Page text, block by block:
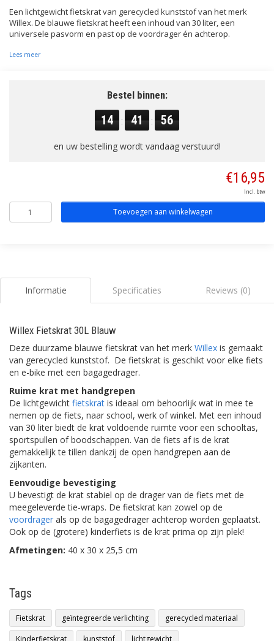
Een lichtgewicht fietskrat van gerecycled kunststof van het merk
Willex. De blauwe fietskrat heeft een inhoud van 30 liter, een
universele pasvorm en past op de voordrager én achterop.
Lees meer
Bestel binnen:
14 : 41 : 55
en uw bestelling wordt vandaag verstuurd!
€16,95
Incl. btw
Toevoegen aan winkelwagen
Informatie Specificaties Reviews (0)
Willex Fietskrat 30L Blauw
Deze duurzame blauwe fietskrat van het merk Willex is gemaakt
van gerecycled kunststof. De fietskrat is geschikt voor elke fiets
en e-bike met een bagagedrager.
Ruime krat met handgrepen
De lichtgewicht fietskrat is ideaal om behoorlijk wat in mee te
nemen op de fiets, naar school, werk of winkel. Met een inhoud
van 30 liter biedt de krat voldoende ruimte voor een schooltas,
sportspullen of boodschappen. Van de fiets af is de krat
gemakkelijk te tillen dankzij de open handgrepen aan de
zijkanten.
Eenvoudige bevestiging
U bevestigt de krat stabiel op de drager van de fiets met de
meegeleverde tie-wraps. De fietskrat kan zowel op de
voordrager als op de bagagedrager achterop worden geplaatst.
Ook op de (grotere) kinderfiets is de krat prima op zijn plek!
Afmetingen: 40 x 30 x 25,5 cm
Tags
Fietskrat geïntegreerde verlichting
gerecycled materiaal
Kinderfietskrat
kunststof lichtgewicht